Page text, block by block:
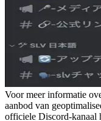
Voor meer informatie
aanbod van
officiele Discord-kanaal